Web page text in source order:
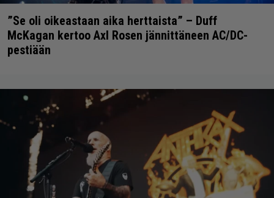
”Se oli oikeastaan aika herttaista” – Duff
McKagan kertoo Axl Rosen jännittäneen AC/DC-
pestiään